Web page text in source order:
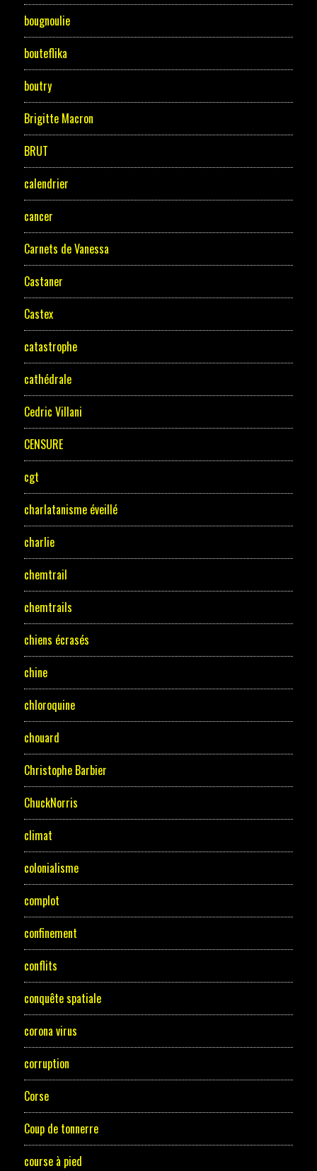
bougnoulie
bouteflika
boutry
Brigitte Macron
BRUT
calendrier
cancer
Carnets de Vanessa
Castaner
Castex
catastrophe
cathédrale
Cedric Villani
CENSURE
cgt
charlatanisme éveillé
charlie
chemtrail
chemtrails
chiens écrasés
chine
chloroquine
chouard
Christophe Barbier
ChuckNorris
climat
colonialisme
complot
confinement
conflits
conquête spatiale
corona virus
corruption
Corse
Coup de tonnerre
course à pied